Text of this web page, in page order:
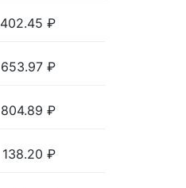
402.45 ₽
653.97 ₽
804.89 ₽
138.20 ₽